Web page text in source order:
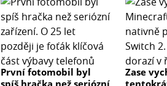
Nastavení jasu
0-100%
Provozní režimy
První fotomobil byl
spíš hračka než seriózní
Zase